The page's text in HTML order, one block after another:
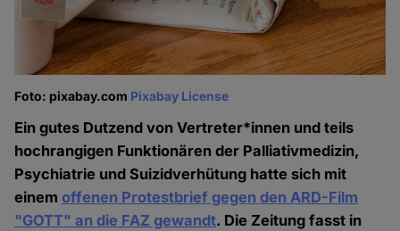
Foto: pixabay.com Pixabay License
Ein gutes Dutzend von Vertreter*innen und teils
hochrangigen Funktionären der Palliativmedizin,
Psychiatrie und Suizidverhütung hatte sich mit
einemoffenen Protestbrief gegen den ARD-Film
"GOTT" an die FAZ gewandt. Die Zeitung fasst in